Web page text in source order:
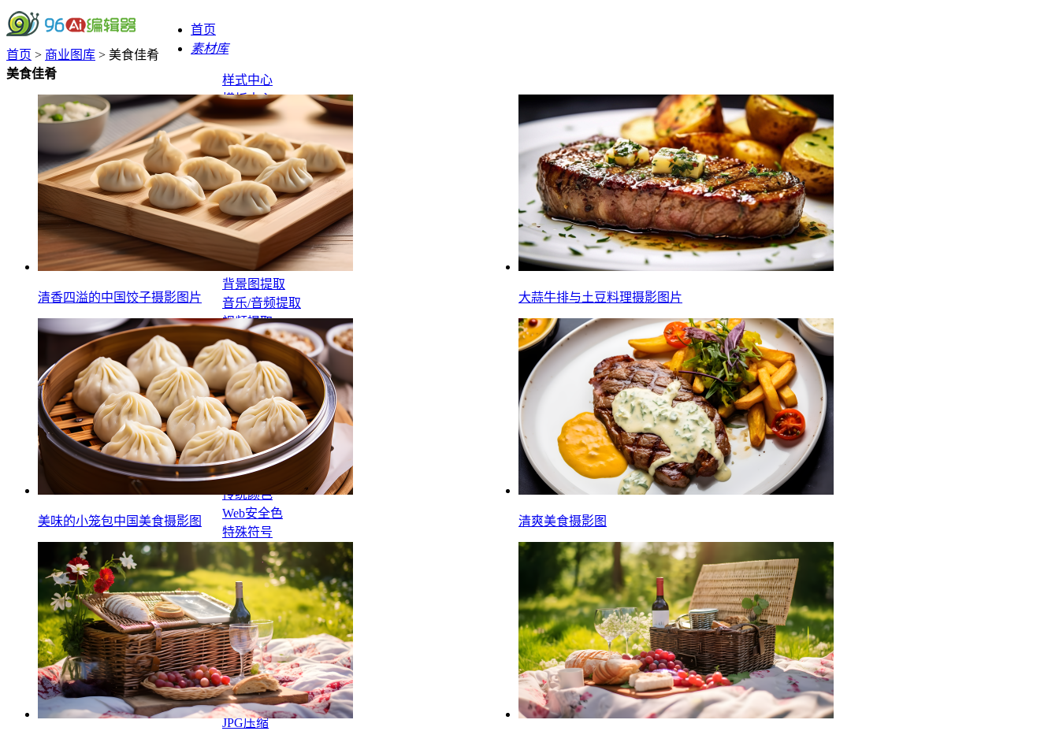
首页
素材库
样式中心
模板中心
配色方案
宣传动图制作
SVG黑科技
微信工具
提取工具
封面图提取
背景图提取
音乐/音频提取
视频提取
视频号提取
运营工具
运营日历
动态二维码
Emoji表情符号
微信RGB颜色
传统颜色
Web安全色
特殊符号
字符表情符号
二维码美化
运营导航
图片处理
图片格式转换
图片无损放大
图片压缩
JPG压缩
首页 > 商业图库 > 美食佳肴
美食佳肴
清香四溢的中国饺子摄影图片 大蒜牛排与土豆料理摄影图片
美味的小笼包中国美食摄影图 清爽美食摄影图